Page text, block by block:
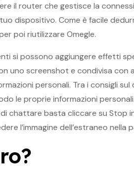
il router che gestisce la
dispositivo. Come è facile
poi riutilizzare Omegle.
si possono aggiungere effetti
uno screenshot e condivisa con
personali. Tra i consigli
le proprie informazioni
chattare basta cliccare su Stop
l’immagine dell’estraneo